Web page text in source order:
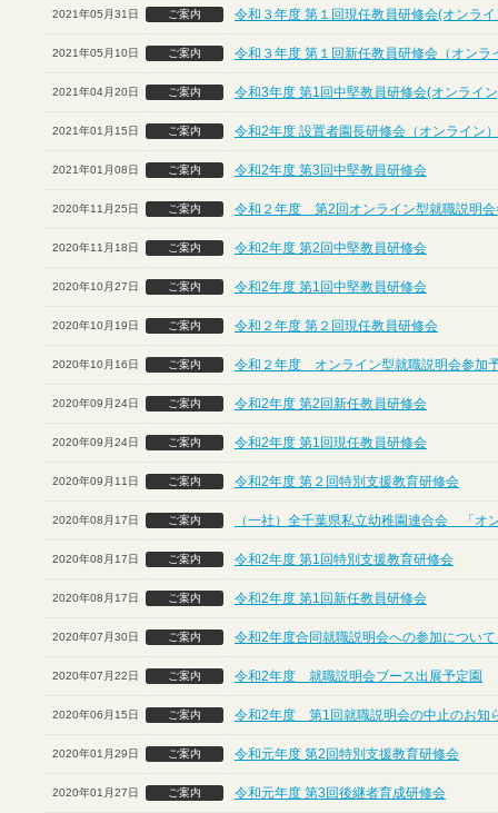
2021年05月31日 ご案内 令和３年度 第１回現任教員研修会(オンラ
2021年05月10日 ご案内 令和３年度 第１回新任教員研修会（オンラ
2021年04月20日 ご案内 令和3年度 第1回中堅教員研修会(オンライ
2021年01月15日 ご案内 令和2年度 設置者園長研修会（オンライン）
2021年01月08日 ご案内 令和2年度 第3回中堅教員研修会
2020年11月25日 ご案内 令和２年度 第2回オンライン型就職説明会
2020年11月18日 ご案内 令和2年度 第2回中堅教員研修会
2020年10月27日 ご案内 令和2年度 第1回中堅教員研修会
2020年10月19日 ご案内 令和２年度 第２回現任教員研修会
2020年10月16日 ご案内 令和２年度 オンライン型就職説明会参加
2020年09月24日 ご案内 令和2年度 第2回新任教員研修会
2020年09月24日 ご案内 令和2年度 第1回現任教員研修会
2020年09月11日 ご案内 令和2年度 第２回特別支援教育研修会
2020年08月17日 ご案内 （一社）全千葉県私立幼稚園連合会 「オ
2020年08月17日 ご案内 令和2年度 第1回特別支援教育研修会
2020年08月17日 ご案内 令和2年度 第1回新任教員研修会
2020年07月30日 ご案内 令和2年度合同就職説明会への参加につい
2020年07月22日 ご案内 令和2年度 就職説明会ブース出展予定園
2020年06月15日 ご案内 令和2年度 第1回就職説明会の中止のお知
2020年01月29日 ご案内 令和元年度 第2回特別支援教育研修会
2020年01月27日 ご案内 令和元年度 第3回後継者育成研修会